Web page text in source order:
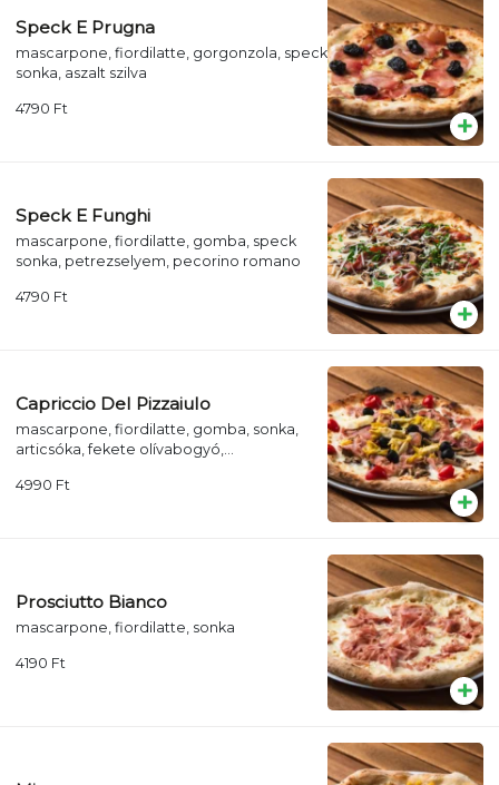
Speck E Prugna
mascarpone, fiordilatte, gorgonzola, speck
sonka, aszalt szilva
4790 Ft
Speck E Funghi
mascarpone, fiordilatte, gomba, speck
sonka, petrezselyem, pecorino romano
4790 Ft
Capriccio Del Pizzaiulo
mascarpone, fiordilatte, gomba, sonka,
articsóka, fekete olívabogyó,
4990 Ft
Prosciutto Bianco
mascarpone, fiordilatte, sonka
4190 Ft